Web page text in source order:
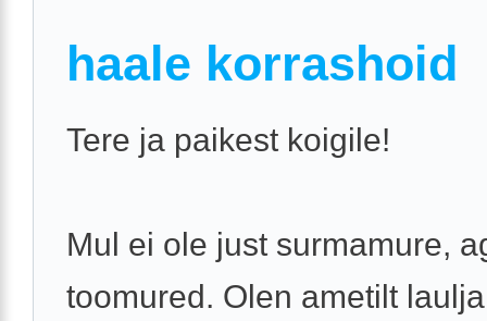
haale korrashoid
Tere ja paikest koigile!
Mul ei ole just surmamure,
toomured. Olen ametilt